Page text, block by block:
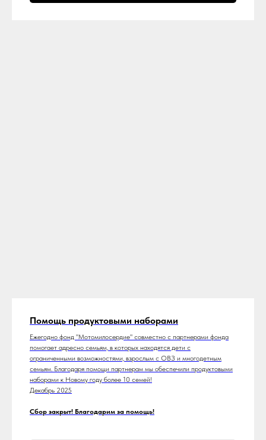
Помощь продуктовыми наборами
Ежегодно фонд "Мотомилосердие" совместно с партнерами фонда
помогает адресно семьям, в которых находятся дети с
ограниченными возможностями, взрослым с ОВЗ и многодетным
семьям. Благодаря помощи партнерам мы обеспечили продуктовыми
наборами к Новому году более 10 семей!
Декабрь 2025
Сбор закрыт! Благодарим за помощь!